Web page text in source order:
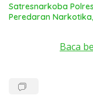
Satresnarkoba
Peredaran
Baca